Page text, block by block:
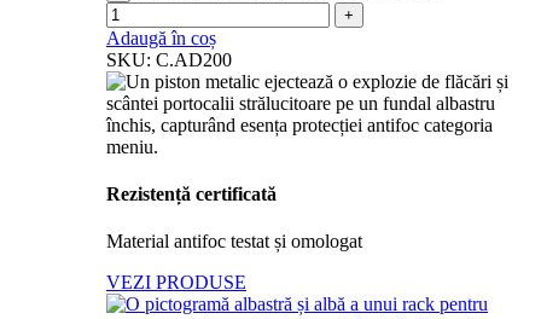
Adaugă în coș
SKU: C.AD200
Rezistență certificată
Material antifoc testat și omologat
VEZI PRODUSE